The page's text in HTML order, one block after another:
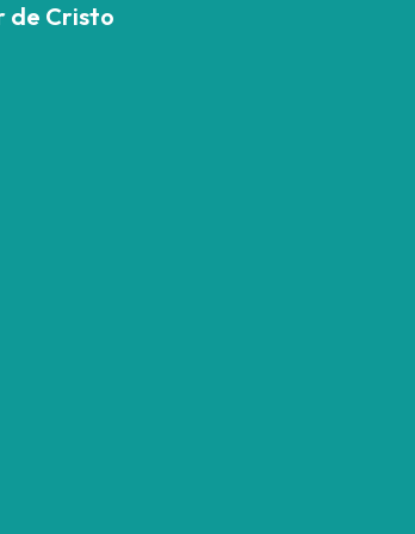
de Cristo